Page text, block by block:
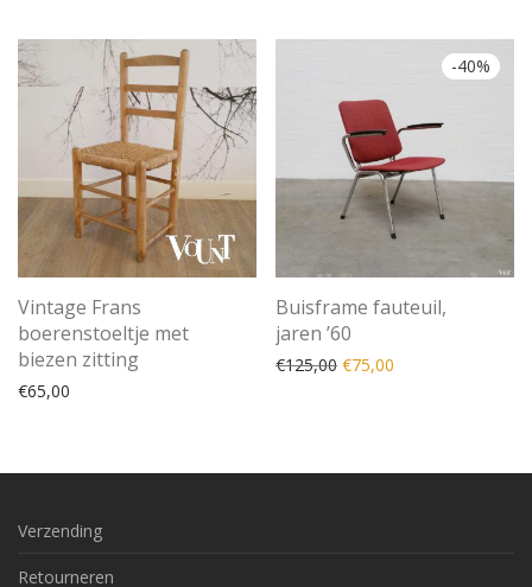
Vintage Frans
boerenstoeltje met
biezen zitting
€65,00
-40%
Buisframe fauteuil,
jaren ’60
€125,00 Oorspronkelijke prijs
€75,00
Verzending
Retourneren